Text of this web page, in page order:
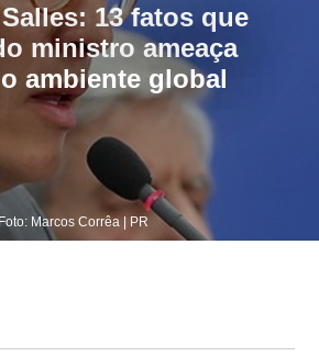
13 fatos que
ministro ameaça
ambiente global
Foto: Marcos Corrêa | PR